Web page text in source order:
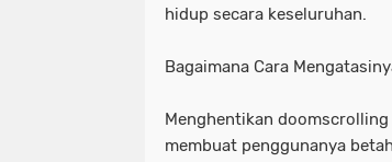
hidup secara keseluruhan.
Bagaimana Cara
Menghentikan
membuat penggunanya